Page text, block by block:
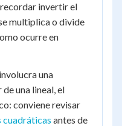
invertir el
multiplica o divide
ocurre en
una
una lineal, el
conviene revisar
cuadráticas antes de